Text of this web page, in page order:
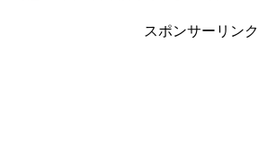
スポンサーリンク